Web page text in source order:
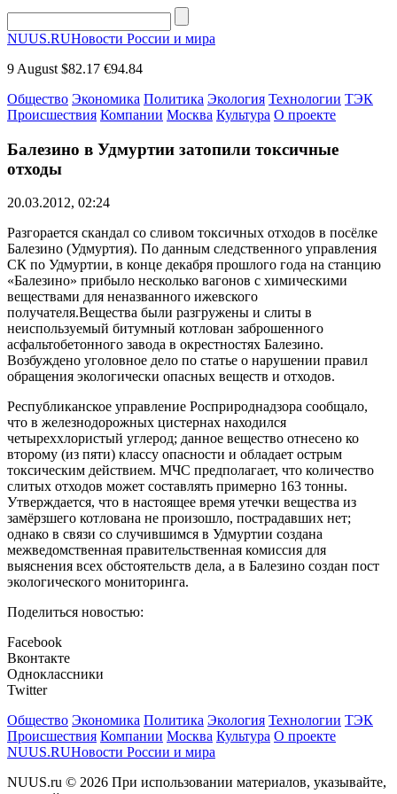
NUUS.RUНовости России и мира
9 August $82.17 €94.84
Общество Экономика Политика Экология Технологии ТЭК
Происшествия Компании Москва Культура О проекте
Балезино в Удмуртии затопили токсичные
отходы
20.03.2012, 02:24
Разгорается скандал со сливом токсичных отходов в посёлке
Балезино (Удмуртия). По данным следственного управления
СК по Удмуртии, в конце декабря прошлого года на станцию
«Балезино» прибыло несколько вагонов с химическими
веществами для неназванного ижевского
получателя.Вещества были разгружены и слиты в
неиспользуемый битумный котлован заброшенного
асфальтобетонного завода в окрестностях Балезино.
Возбуждено уголовное дело по статье о нарушении правил
обращения экологически опасных веществ и отходов.
Республиканское управление Росприроднадзора сообщало,
что в железнодорожных цистернах находился
четыреххлористый углерод; данное вещество отнесено ко
второму (из пяти) классу опасности и обладает острым
токсическим действием. МЧС предполагает, что количество
слитых отходов может составлять примерно 163 тонны.
Утверждается, что в настоящее время утечки вещества из
замёрзшего котлована не произошло, пострадавших нет;
однако в связи со случившимся в Удмуртии создана
межведомственная правительственная комиссия для
выяснения всех обстоятельств дела, а в Балезино создан пост
экологического мониторинга.
Поделиться новостью:
Facebook
Вконтакте
Одноклассники
Twitter
Общество Экономика Политика Экология Технологии ТЭК
Происшествия Компании Москва Культура О проекте
NUUS.RUНовости России и мира
NUUS.ru © 2026 При использовании материалов, указывайте,